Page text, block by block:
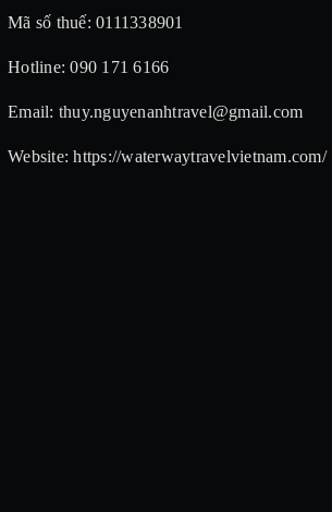
Mã số thuế: 0111338901
Hotline: 090 171 6166
Email: thuy.nguyenanhtravel@gmail.com
Website: https://waterwaytravelvietnam.com/